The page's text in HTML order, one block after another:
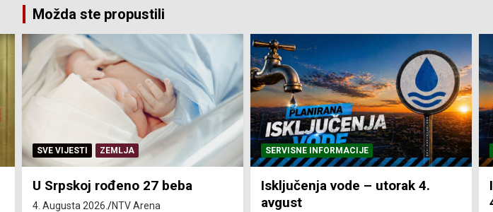
Možda ste propustili
SERVISNE INFORMACIJE
Isključenja vode – utorak 4.
avgust
SERVISNE INFORMACIJE
Isključenja el. energije – utorak
4. avgust